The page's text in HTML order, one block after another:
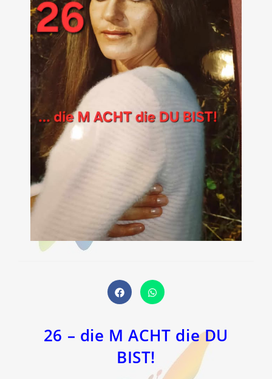
Öffnet
in
Fenster
Öffnet
in
Fenster
26 – die M ACHT die DU
BIST!